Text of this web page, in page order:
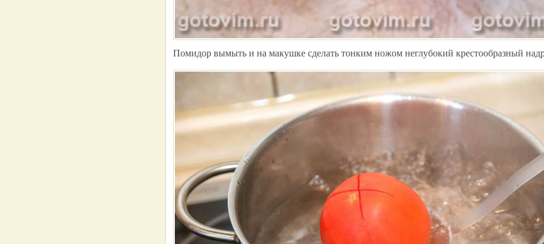
Помидор вымыть и на макушке сделать тонким ножом неглубокий крестообразный